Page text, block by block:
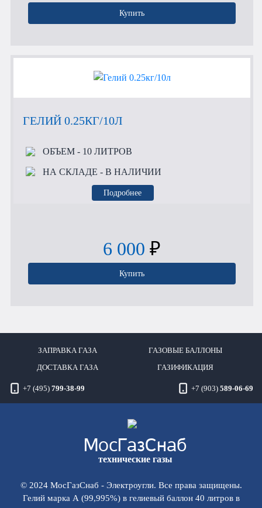
Купить
ГЕЛИЙ 0.25КГ/10Л
ОБЪЕМ- 10 ЛИТРОВ
НА СКЛАДЕ - В НАЛИЧИИ
Подробнее
6 000 ₽
Купить
ЗАПРАВКА ГАЗА ГАЗОВЫЕ БАЛЛОНЫ
ДОСТАВКА ГАЗА ГАЗИФИКАЦИЯ
+7 (495) 799-38-99 +7 (903) 589-06-69
Мос ГазСнаб
технические газы
© 2024 МосГазСнаб - Электроугли. Все права защищены.
Гелий марка А (99,995%) в гелиевый баллон 40 литров в